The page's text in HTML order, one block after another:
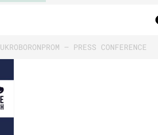
– PRESS CONFERENCE